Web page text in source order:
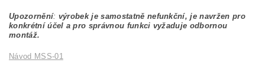
Upozornění: výrobek je samostatně nefunkční, je navržen pro
konkrétní účel a pro správnou funkci vyžaduje odbornou
montáž.
Návod MSS-01